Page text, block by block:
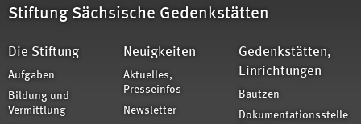
Stiftung Sächsische Gedenkstätten
Die Stiftung
Aufgaben
Bildung und
Vermittlung
Neuigkeiten
Aktuelles,
Presseinfos
Newsletter
Gedenkstätten,
Einrichtungen
Bautzen
Dokumentationsstelle